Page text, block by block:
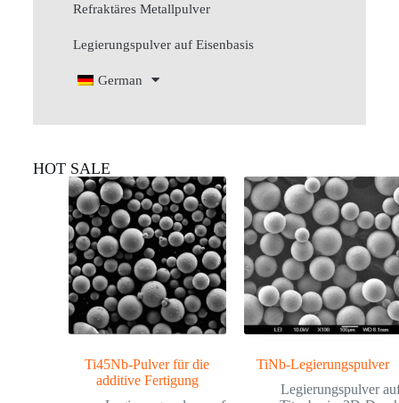
Refraktäres Metallpulver
Legierungspulver auf Eisenbasis
German
HOT SALE
Ti45Nb-Pulver für die
additive Fertigung
TiNb-Legierungspulver
Legierungspulver